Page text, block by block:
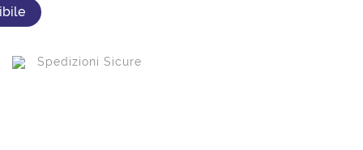
Spedizioni Sicure